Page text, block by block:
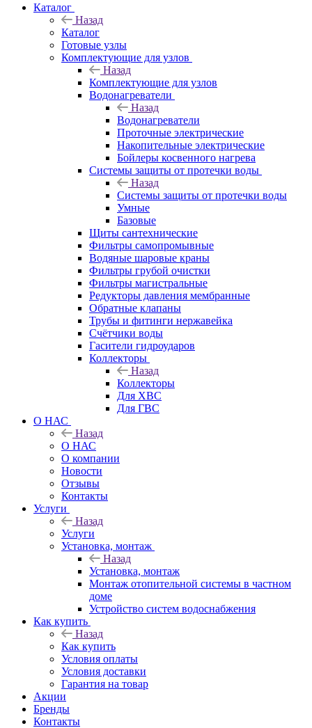
Каталог
Назад
Каталог
Готовые узлы
Комплектующие для узлов
Назад
Комплектующие для узлов
Водонагреватели
Назад
Водонагреватели
Проточные электрические
Накопительные электрические
Бойлеры косвенного нагрева
Системы защиты от протечки воды
Назад
Системы защиты от протечки воды
Умные
Базовые
Щиты сантехнические
Фильтры самопромывные
Водяные шаровые краны
Фильтры грубой очистки
Фильтры магистральные
Редукторы давления мембранные
Обратные клапаны
Трубы и фитинги нержавейка
Счётчики воды
Гасители гидроударов
Коллекторы
Назад
Коллекторы
Для ХВС
Для ГВС
О НАС
Назад
О НАС
О компании
Новости
Отзывы
Контакты
Услуги
Назад
Услуги
Установка, монтаж
Назад
Установка, монтаж
Монтаж отопительной системы в частном
доме
Устройство систем водоснабжения
Как купить
Назад
Как купить
Условия оплаты
Условия доставки
Гарантия на товар
Акции
Бренды
Контакты